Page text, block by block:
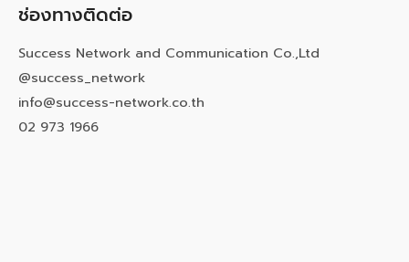
ช่องทางติดต่อ
Success Network and Communication Co.,Ltd
@success_network
info@success-network.co.th
02 973 1966